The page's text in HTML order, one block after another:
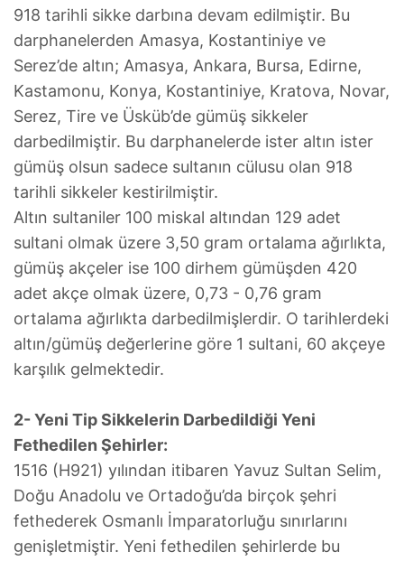
918 tarihli sikke darbına devam edilmiştir. Bu
darphanelerden Amasya, Kostantiniye ve
Serez’de altın; Amasya, Ankara, Bursa, Edirne,
Kastamonu, Konya, Kostantiniye, Kratova, Novar,
Serez, Tire ve Üsküb’de gümüş sikkeler
darbedilmiştir. Bu darphanelerde ister altın ister
gümüş olsun sadece sultanın cülusu olan 918
tarihli sikkeler kestirilmiştir.
Altın sultaniler 100 miskal altından 129 adet
sultani olmak üzere 3,50 gram ortalama ağırlıkta,
gümüş akçeler ise 100 dirhem gümüşden 420
adet akçe olmak üzere, 0,73 - 0,76 gram
ortalama ağırlıkta darbedilmişlerdir. O tarihlerdeki
altın/gümüş değerlerine göre 1 sultani, 60 akçeye
karşılık gelmektedir.
2- Yeni Tip Sikkelerin Darbedildiği Yeni
Fethedilen Şehirler:
1516 (H921) yılından itibaren Yavuz Sultan Selim,
Doğu Anadolu ve Ortadoğu’da birçok şehri
fethederek Osmanlı İmparatorluğu sınırlarını
genişletmiştir. Yeni fethedilen şehirlerde bu